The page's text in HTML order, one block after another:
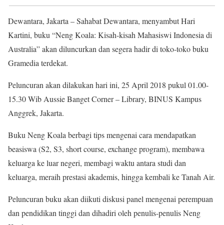
Dewantara, Jakarta – Sahabat Dewantara, menyambut Hari
Kartini, buku “Neng Koala: Kisah-kisah Mahasiswi Indonesia di
Australia” akan diluncurkan dan segera hadir di toko-toko buku
Gramedia terdekat.
Peluncuran akan dilakukan hari ini, 25 April 2018 pukul 01.00-
15.30 Wib Aussie Banget Corner – Library, BINUS Kampus
Anggrek, Jakarta.
Buku Neng Koala berbagi tips mengenai cara mendapatkan
beasiswa (S2, S3, short course, exchange program), membawa
keluarga ke luar negeri, membagi waktu antara studi dan
keluarga, meraih prestasi akademis, hingga kembali ke Tanah Air.
Peluncuran buku akan diikuti diskusi panel mengenai perempuan
dan pendidikan tinggi dan dihadiri oleh penulis-penulis Neng